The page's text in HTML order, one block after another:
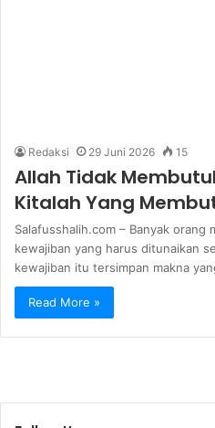
Redaksi 29 Juni 2026 15
Allah Tidak
Kitalah Yang
Salafusshalih.com – Banyak orang
kewajiban yang harus ditunaikan
kewajiban itu tersimpan makna
Read More »